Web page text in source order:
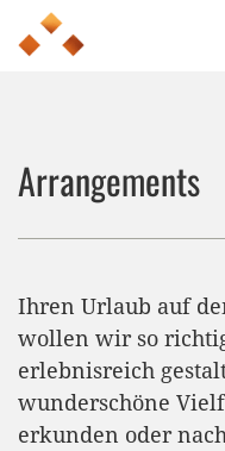
Arrangements
Ihren Urlaub auf
wollen wir so
erlebnisreich
wunderschöne
erkunden oder